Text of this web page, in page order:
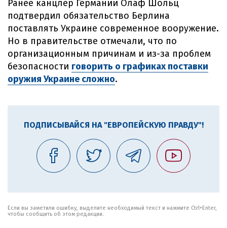
Ранее канцлер Германии Олаф Шольц
подтвердил обязательство Берлина
поставлять Украине современное вооружение.
Но в правительстве отмечали, что по
организационным причинам и из-за проблем
безопасности говорить о графиках поставки
оружия Украине сложно.
ПОДПИСЫВАЙСЯ НА "ЕВРОПЕЙСКУЮ ПРАВДУ"!
Если вы заметили ошибку, выделите необходимый текст и нажмите Ctrl+Enter,
чтобы сообщить об этом редакции.